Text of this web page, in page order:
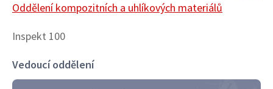
Oddělení kompozitních a uhlíkových materiálů
Inspekt 100
Vedoucí oddělení